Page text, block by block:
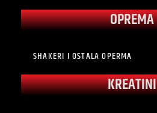
OPREMA
SHAKERI I OSTALA OPERMA
KREATINI